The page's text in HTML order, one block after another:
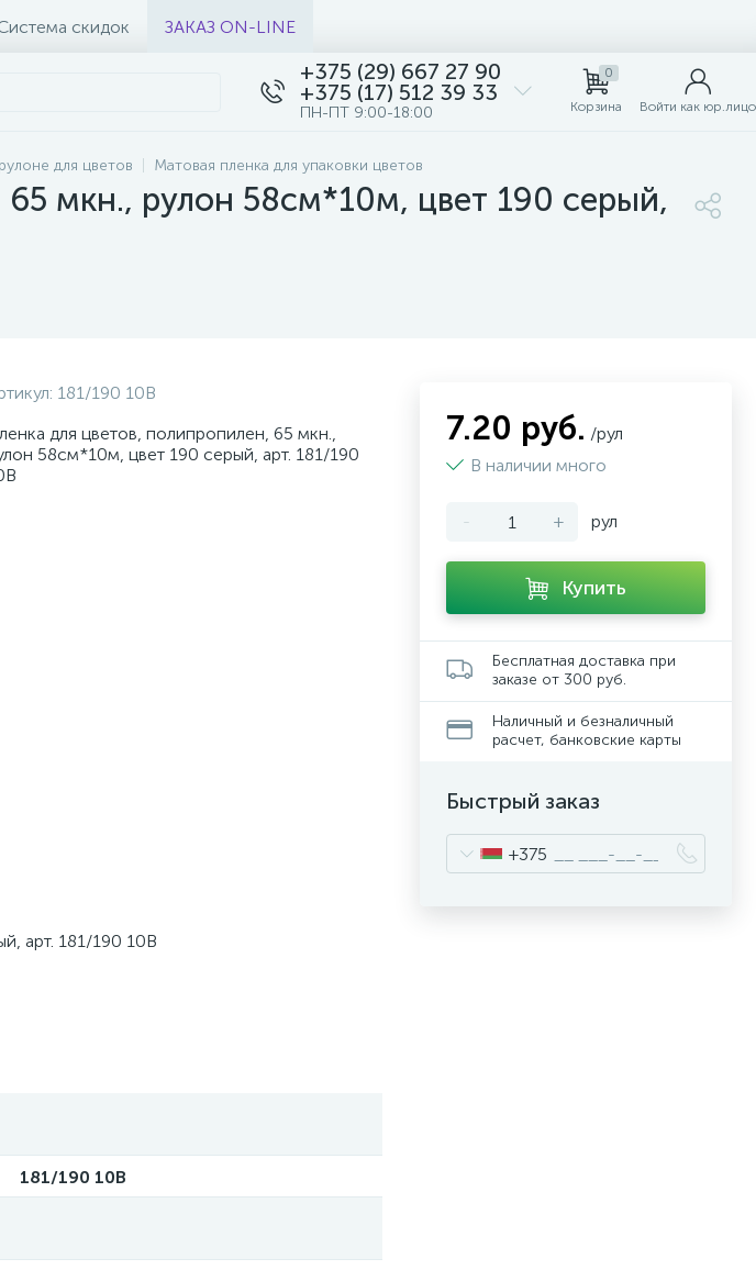
скидок ЗАКАЗ ON-LINE
+375 (29) 667 27 90
+375 (17) 512 39 33
ПН-ПТ 9:00-18:00
0
Корзина Войти как юр.лицо
для цветов Матовая пленка для упаковки цветов
мкн., рулон 58см*10м, цвет 190 серый,
181/190 10В
для цветов, полипропилен, 65 мкн.,
58см*10м, цвет 190 серый, арт. 181/190
арт. 181/190 10В
181/190 10В
7.20 руб. /рул
В наличии много
- + рул
Купить
Бесплатная доставка при
заказе от 300 руб.
Наличный и безналичный
расчет, банковские карты
Быстрый заказ
+375